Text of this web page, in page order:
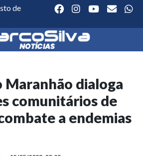
de
Maranhão dialoga
comunitários de
a endemias